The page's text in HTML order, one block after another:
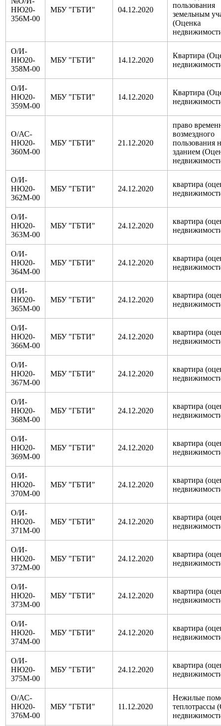
НЮ20-
356М-00
МБУ "ГБТИ" 04.12.2020
пользования
земельным
(Оценка
О/И-
НЮ20-
358М-00
МБУ "ГБТИ" 14.12.2020
Квартира
О/И-
НЮ20-
359М-00
МБУ "ГБТИ" 14.12.2020
Квартира
О/АС-
НЮ20-
360М-00
МБУ "ГБТИ" 21.12.2020
право
возмездного
пользования
зданием
О/И-
НЮ20-
362М-00
МБУ "ГБТИ" 24.12.2020
квартира
О/И-
НЮ20-
363М-00
МБУ "ГБТИ" 24.12.2020
квартира
О/И-
НЮ20-
364М-00
МБУ "ГБТИ" 24.12.2020
квартира
О/И-
НЮ20-
365М-00
МБУ "ГБТИ" 24.12.2020
квартира
О/И-
НЮ20-
366М-00
МБУ "ГБТИ" 24.12.2020
квартира
О/И-
НЮ20-
367М-00
МБУ "ГБТИ" 24.12.2020
квартира
О/И-
НЮ20-
368М-00
МБУ "ГБТИ" 24.12.2020
квартира
О/И-
НЮ20-
369М-00
МБУ "ГБТИ" 24.12.2020
квартира
О/И-
НЮ20-
370М-00
МБУ "ГБТИ" 24.12.2020
квартира
О/И-
НЮ20-
371М-00
МБУ "ГБТИ" 24.12.2020
квартира
О/И-
НЮ20-
372М-00
МБУ "ГБТИ" 24.12.2020
квартира
О/И-
НЮ20-
373М-00
МБУ "ГБТИ" 24.12.2020
квартира
О/И-
НЮ20-
374М-00
МБУ "ГБТИ" 24.12.2020
квартира
О/И-
НЮ20-
375М-00
МБУ "ГБТИ" 24.12.2020
квартира
О/АС-
НЮ20-
376М-00
МБУ "ГБТИ" 11.12.2020
Нежилые
теплотрассы